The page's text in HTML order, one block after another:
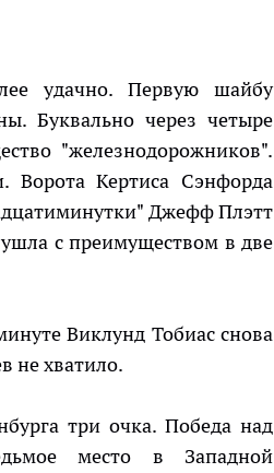
удачно. Первую шайбу
Буквально через четыре
"железнодорожников".
Ворота Кертиса Сэнфорда
Джефф Плэтт
с преимуществом в две
Виклунд Тобиас снова
не хватило.
три очка. Победа над
место в Западной